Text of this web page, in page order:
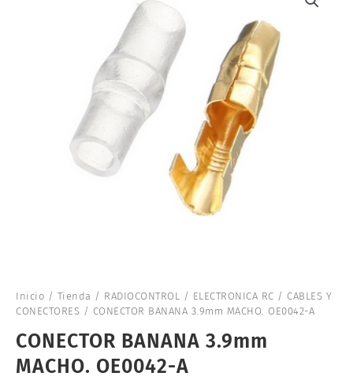
Inicio / Tienda / RADIOCONTROL / ELECTRONICA RC / CABLES Y
CONECTORES / CONECTOR BANANA 3.9mm MACHO. OE0042-A
CONECTOR BANANA 3.9mm
MACHO. OE0042-A